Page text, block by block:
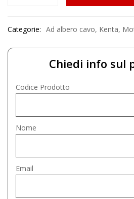
Categorie: Ad albero cavo, Kenta,
Chiedi info sul
Codice Prodotto
Nome
Email